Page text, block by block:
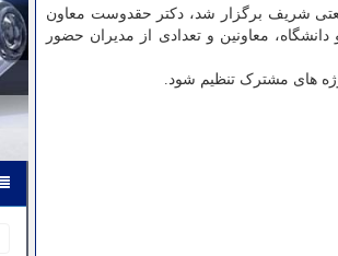
شریف برگزار شد، دکتر حقدوست معاون
معاونین و تعدادی از مدیران حضور
های مشترک تنظیم شود.